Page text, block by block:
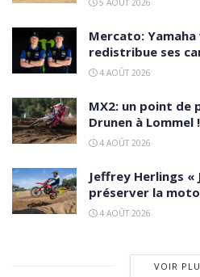
5 AOÛT 2026
Mercato:
redistribue ses
4 AOÛT 2026
MX2: un point de
Drunen à Lommel !
4 AOÛT 2026
Jeffrey Herlings
préserver la
4 AOÛT 2026
VOIR